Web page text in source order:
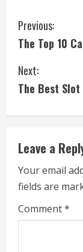
C
o
n
n
u
e
R
Previous:
The Top 10
Next:
The Best Slot
Leave a
Your email
fields are
Comment*